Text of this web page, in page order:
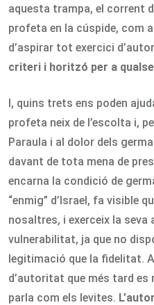
aquesta trampa, el corrent
profeta en la cúspide, com
d’aspirar tot exercici
criteri i horitzó per a
I, quins trets ens poden
profeta neix de l’escolta i,
Paraula i al dolor dels
davant de tota mena de
encarna la condició de
“enmig” d’Israel, fa visible
nosaltres, i exerceix la
vulnerabilitat, ja que no
legitimació que la fidelitat.
d’autoritat que més tard es
parla com els levites.